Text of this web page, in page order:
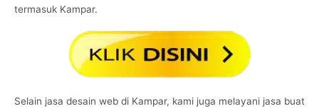
termasuk Kampar.
Selain jasa desain web di Kampar, kami juga melayani jasa buat